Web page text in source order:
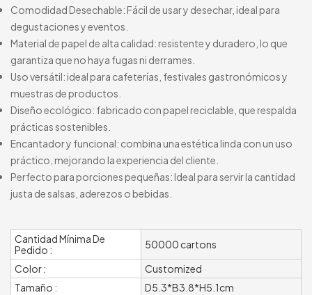
Comodidad Desechable: Fácil de usar y desechar, ideal para
degustaciones y eventos.
Material de papel de alta calidad: resistente y duradero, lo que
garantiza que no haya fugas ni derrames.
Uso versátil: ideal para cafeterías, festivales gastronómicos y
muestras de productos.
Diseño ecológico: fabricado con papel reciclable, que respalda
prácticas sostenibles.
Encantador y funcional: combina una estética linda con un uso
práctico, mejorando la experiencia del cliente.
Perfecto para porciones pequeñas: Ideal para servir la cantidad
justa de salsas, aderezos o bebidas.
Cantidad Mínima De
Pedido :
50000 cartons
Color :
Customized
Tamaño :
D5.3*B3.8*H5.1cm